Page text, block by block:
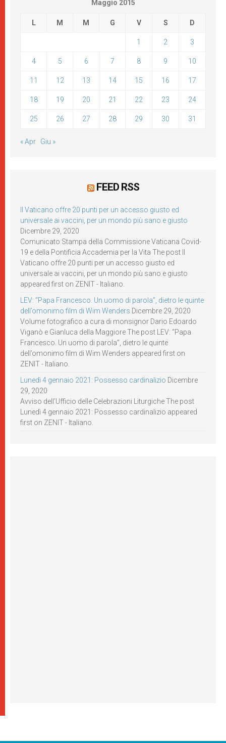
Maggio 2015
L M M G V S D
1 2 3
4 5 6 7 8 9 10
11 12 13 14 15 16 17
18 19 20 21 22 23 24
25 26 27 28 29 30 31
« Apr Giu »
FEED RSS
Il Vaticano offre 20 punti per un accesso giusto ed
universale ai vaccini, per un mondo più sano e giusto
Dicembre 29, 2020
Comunicato Stampa della Commissione Vaticana Covid-
19 e della Pontificia Accademia per la Vita The post Il
Vaticano offre 20 punti per un accesso giusto ed
universale ai vaccini, per un mondo più sano e giusto
appeared first on ZENIT - Italiano.
LEV: “Papa Francesco. Un uomo di parola”, dietro le quinte
dell’omonimo film di Wim Wenders Dicembre 29, 2020
Volume fotografico a cura di monsignor Dario Edoardo
Viganò e Gianluca della Maggiore The post LEV: “Papa
Francesco. Un uomo di parola”, dietro le quinte
dell’omonimo film di Wim Wenders appeared first on
ZENIT - Italiano.
Lunedì 4 gennaio 2021: Possesso cardinalizio Dicembre
29, 2020
Avviso dell’Ufficio delle Celebrazioni Liturgiche The post
Lunedì 4 gennaio 2021: Possesso cardinalizio appeared
first on ZENIT - Italiano.